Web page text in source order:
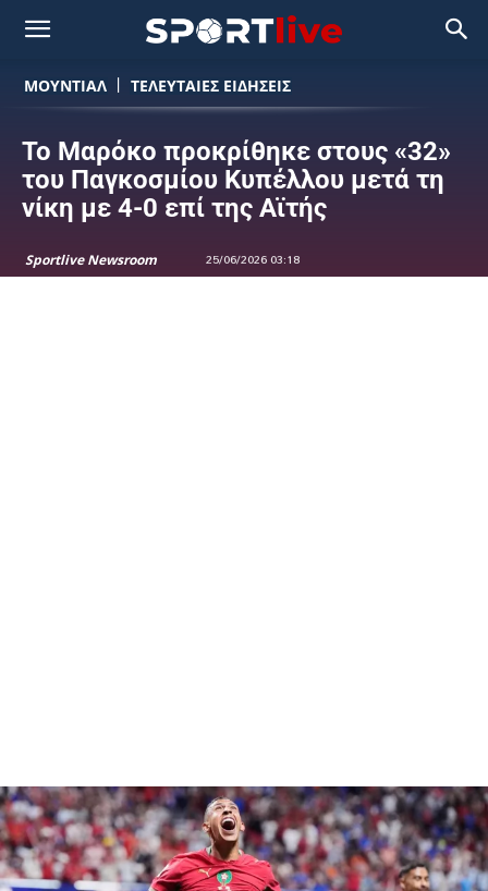
ΜΟΥΝΤΙΆΛ ΤΕΛΕΥΤΑΙΕΣ ΕΙΔΗΣΕΙΣ
Το Μαρόκο προκρίθηκε στους «32»
του Παγκοσμίου Κυπέλλου μετά τη
νίκη με 4-0 επί της Αϊτής
Sportlive Newsroom 25/06/2026 03:18